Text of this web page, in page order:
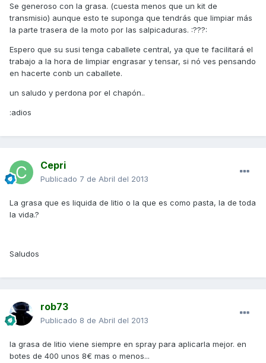
Se generoso con la grasa. (cuesta menos que un kit de
transmisio) aunque esto te suponga que tendrás que limpiar más
la parte trasera de la moto por las salpicaduras. :???:
Espero que su susi tenga caballete central, ya que te facilitará el
trabajo a la hora de limpiar engrasar y tensar, si nó ves pensando
en hacerte conb un caballete.
un saludo y perdona por el chapón..
:adios
Cepri
Publicado 7 de Abril del 2013
La grasa que es liquida de litio o la que es como pasta, la de toda
la vida.?
Saludos
rob73
Publicado 8 de Abril del 2013
la grasa de litio viene siempre en spray para aplicarla mejor. en
botes de 400 unos 8€ mas o menos...